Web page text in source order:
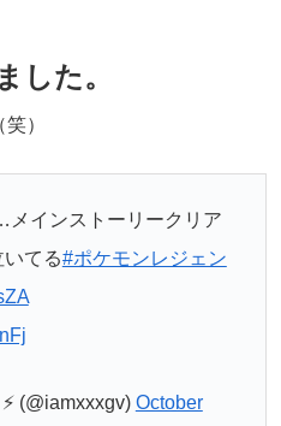
した。
）
インストーリークリア
てる#ポケモンレジェン
(@iamxxxgv) October